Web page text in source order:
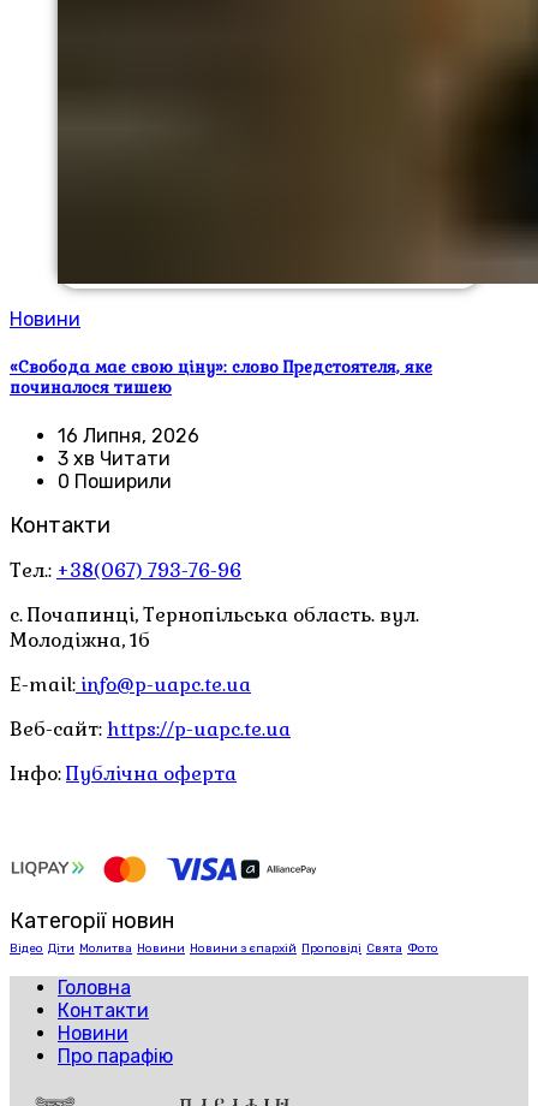
Новини
«Свобода має свою ціну»: слово Предстоятеля, яке
починалося тишею
16 Липня, 2026
3 хв Читати
0 Поширили
Контакти
Тел.: +38(067) 793-76-96
с. Почапинці, Тернопільська область. вул.
Молодіжна, 1б
E-mail: info@p-uapc.te.ua
Веб-сайт: https://p-uapc.te.ua
Інфо:Публічна оферта
Категорії новин
Відео Діти Молитва Новини Новини з єпархій Проповіді Свята Фото
Головна
Контакти
Новини
Про парафію